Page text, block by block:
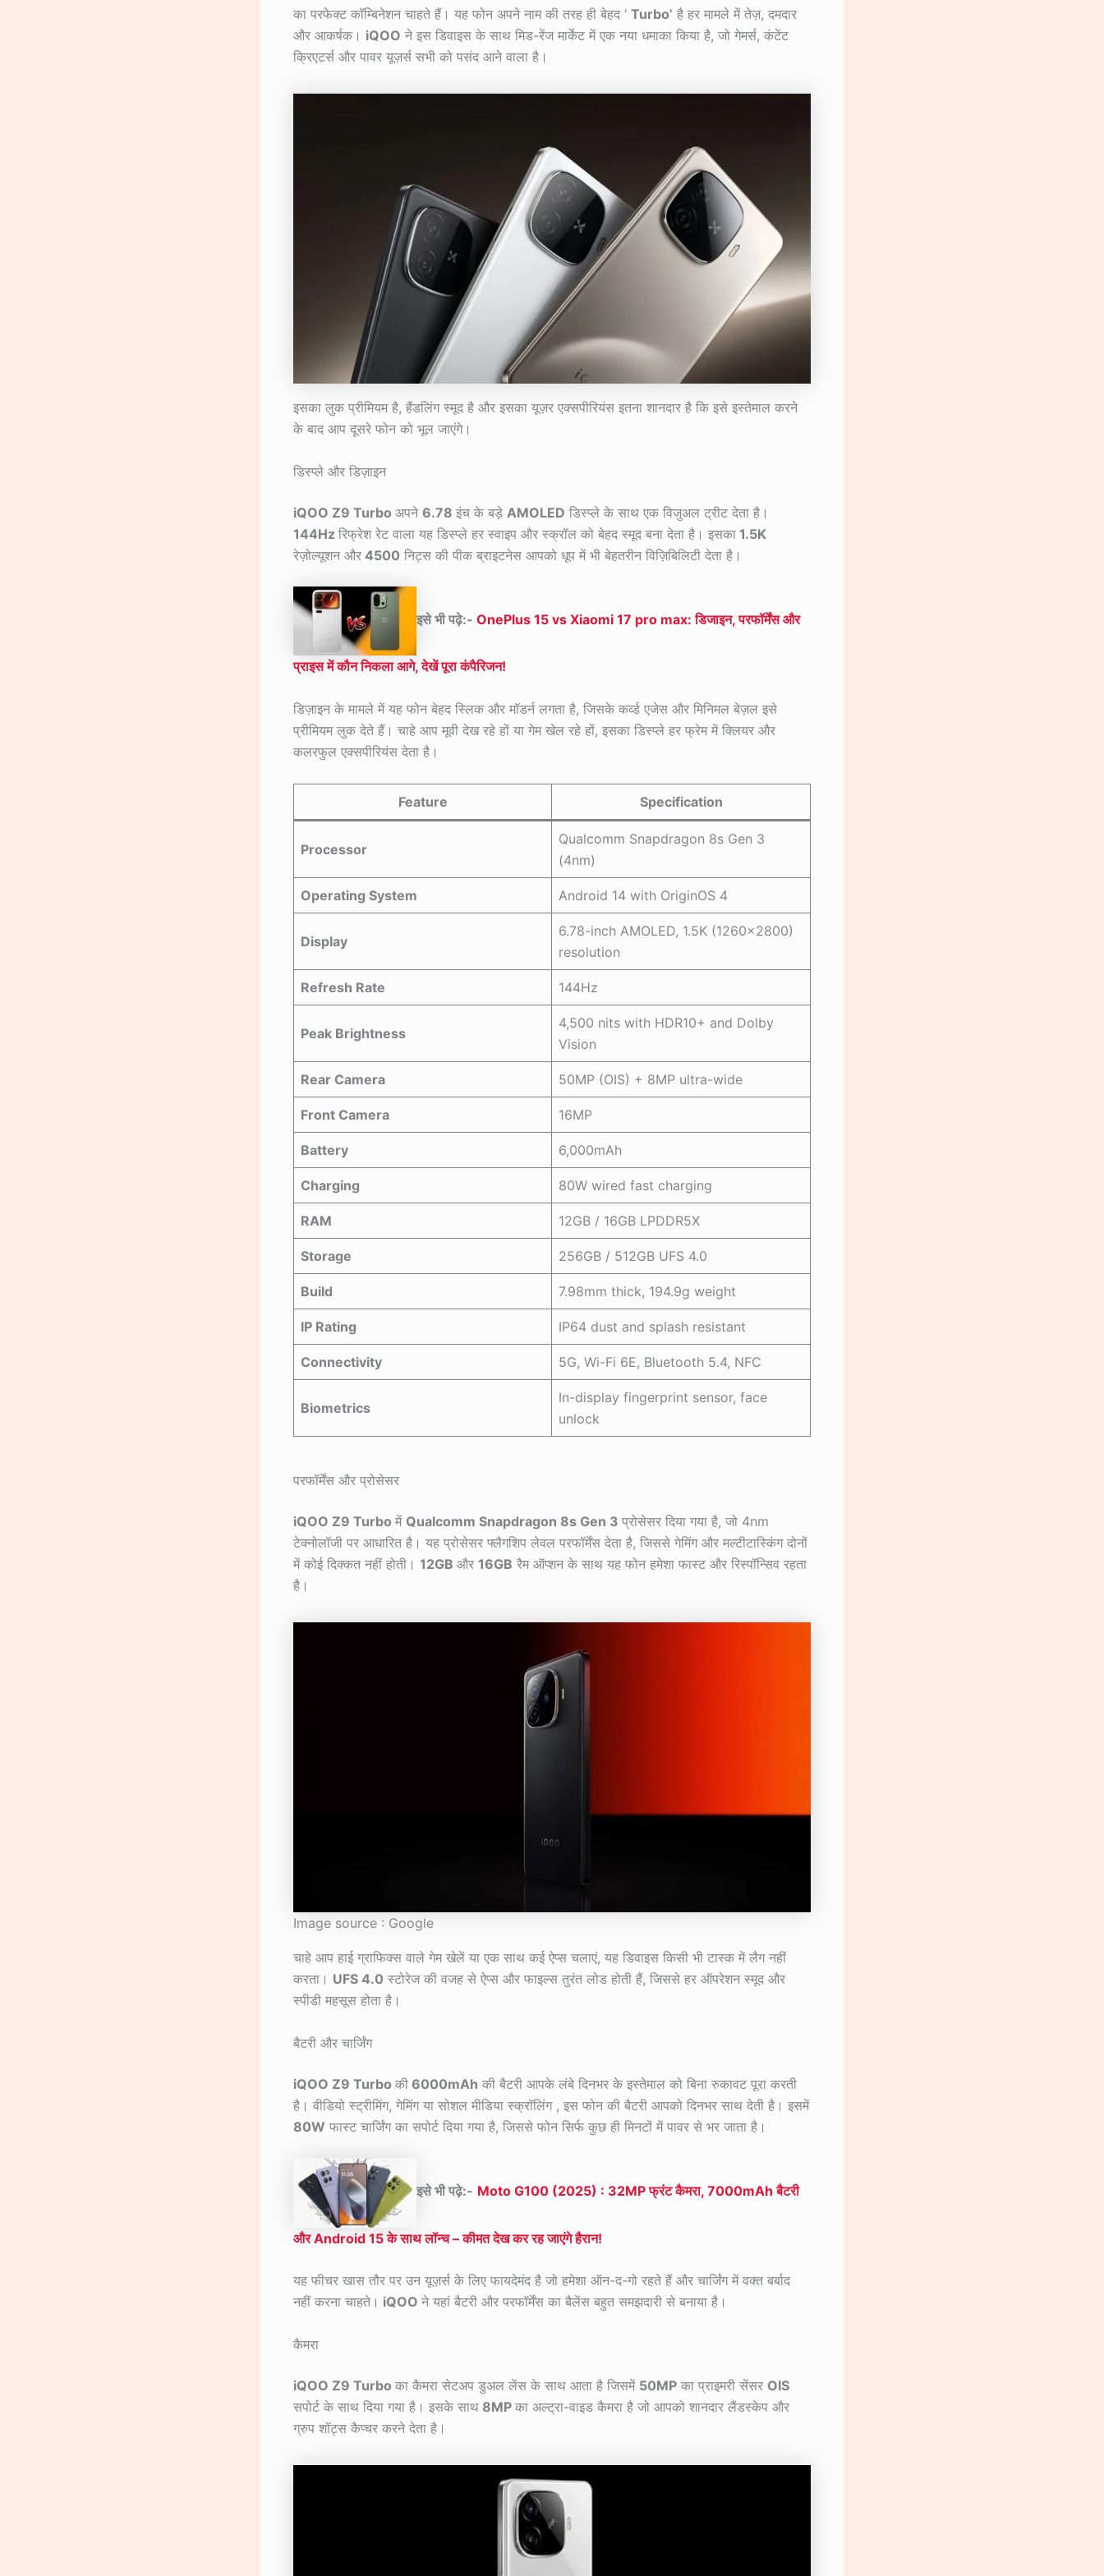
का परफेक्ट कॉम्बिनेशन चाहते हैं। यह फोन अपने नाम की तरह ही बेहद ‘ Turbo’ है हर मामले में तेज़, दमदार
और आकर्षक। iQOO ने इस डिवाइस के साथ मिड-रेंज मार्केट में एक नया धमाका किया है, जो गेमर्स, कंटेंट
क्रिएटर्स और पावर यूज़र्स सभी को पसंद आने वाला है।
इसका लुक प्रीमियम है, हैंडलिंग स्मूद है और इसका यूज़र एक्सपीरियंस इतना शानदार है कि इसे इस्तेमाल करने
के बाद आप दूसरे फोन को भूल जाएंगे।
डिस्प्ले और डिज़ाइन
iQOO Z9 Turbo अपने 6.78 इंच के बड़े AMOLED डिस्प्ले के साथ एक विजुअल ट्रीट देता है।
144Hz रिफ्रेश रेट वाला यह डिस्प्ले हर स्वाइप और स्क्रॉल को बेहद स्मूद बना देता है। इसका 1.5K
रेज़ोल्यूशन और 4500 निट्स की पीक ब्राइटनेस आपको धूप में भी बेहतरीन विज़िबिलिटी देता है।
इसे भी पढ़े:- OnePlus 15 vs Xiaomi 17 pro max: डिजाइन, परफॉर्मेंस और
प्राइस में कौन निकला आगे, देखें पूरा कंपैरिजन!
डिज़ाइन के मामले में यह फोन बेहद स्लिक और मॉडर्न लगता है, जिसके कर्व्ड एजेस और मिनिमल बेज़ल इसे
प्रीमियम लुक देते हैं। चाहे आप मूवी देख रहे हों या गेम खेल रहे हों, इसका डिस्प्ले हर फ्रेम में क्लियर और
कलरफुल एक्सपीरियंस देता है।
Feature Specification
Processor
Qualcomm Snapdragon 8s Gen 3
(4nm)
Operating System Android 14 with OriginOS 4
Display
6.78-inch AMOLED, 1.5K (1260×2800)
resolution
Refresh Rate 144Hz
Peak Brightness
4,500 nits with HDR10+ and Dolby
Vision
Rear Camera 50MP (OIS) + 8MP ultra-wide
Front Camera 16MP
Battery 6,000mAh
Charging 80W wired fast charging
RAM 12GB / 16GB LPDDR5X
Storage 256GB / 512GB UFS 4.0
Build 7.98mm thick, 194.9g weight
IP Rating IP64 dust and splash resistant
Connectivity 5G, Wi-Fi 6E, Bluetooth 5.4, NFC
Biometrics
In-display fingerprint sensor, face
unlock
परफॉर्मेंस और प्रोसेसर
iQOO Z9 Turbo में Qualcomm Snapdragon 8s Gen 3 प्रोसेसर दिया गया है, जो 4nm
टेक्नोलॉजी पर आधारित है। यह प्रोसेसर फ्लैगशिप लेवल परफॉर्मेंस देता है, जिससे गेमिंग और मल्टीटास्किंग दोनों
में कोई दिक्कत नहीं होती। 12GB और 16GB रैम ऑप्शन के साथ यह फोन हमेशा फास्ट और रिस्पॉन्सिव रहता
है।
Image source : Google
चाहे आप हाई ग्राफिक्स वाले गेम खेलें या एक साथ कई ऐप्स चलाएं, यह डिवाइस किसी भी टास्क में लैग नहीं
करता। UFS 4.0 स्टोरेज की वजह से ऐप्स और फाइल्स तुरंत लोड होती हैं, जिससे हर ऑपरेशन स्मूद और
स्पीडी महसूस होता है।
बैटरी और चार्जिंग
iQOO Z9 Turbo की 6000mAh की बैटरी आपके लंबे दिनभर के इस्तेमाल को बिना रुकावट पूरा करती
है। वीडियो स्ट्रीमिंग, गेमिंग या सोशल मीडिया स्क्रॉलिंग , इस फोन की बैटरी आपको दिनभर साथ देती है। इसमें
80W फास्ट चार्जिंग का सपोर्ट दिया गया है, जिससे फोन सिर्फ कुछ ही मिनटों में पावर से भर जाता है।
इसे भी पढ़े:- Moto G100 (2025) : 32MP फ्रंट कैमरा, 7000mAh बैटरी
और Android 15 के साथ लॉन्च – कीमत देख कर रह जाएंगे हैरान!
यह फीचर खास तौर पर उन यूज़र्स के लिए फायदेमंद है जो हमेशा ऑन-द-गो रहते हैं और चार्जिंग में वक्त बर्बाद
नहीं करना चाहते। iQOO ने यहां बैटरी और परफॉर्मेंस का बैलेंस बहुत समझदारी से बनाया है।
कैमरा
iQOO Z9 Turbo का कैमरा सेटअप डुअल लेंस के साथ आता है जिसमें 50MP का प्राइमरी सेंसर OIS
सपोर्ट के साथ दिया गया है। इसके साथ 8MP का अल्ट्रा-वाइड कैमरा है जो आपको शानदार लैंडस्केप और
ग्रुप शॉट्स कैप्चर करने देता है।